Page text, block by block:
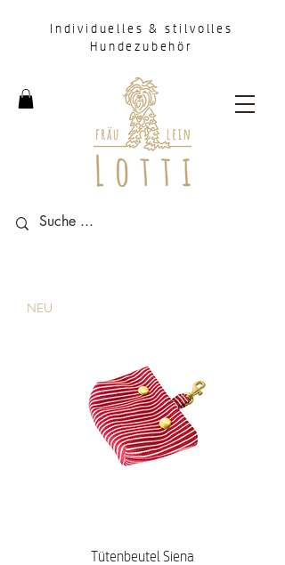
Individuelles & stilvolles
Hundezubehör
NEU
Tütenbeutel Siena